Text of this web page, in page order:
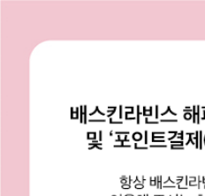
Baskin Robbins
Menu BR Play